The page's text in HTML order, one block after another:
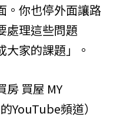
。你也停外面讓路
處理這些問題
大家的課題」。
房 買屋 MY
YouTube頻道）